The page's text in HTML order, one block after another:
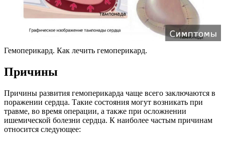
Гемоперикард. Как лечить гемоперикард.
Причины
Причины развития гемоперикарда чаще всего заключаются в
поражении сердца. Такие состояния могут возникать при
травме, во время операции, а также при осложнении
ишемической болезни сердца. К наиболее частым причинам
относится следующее: